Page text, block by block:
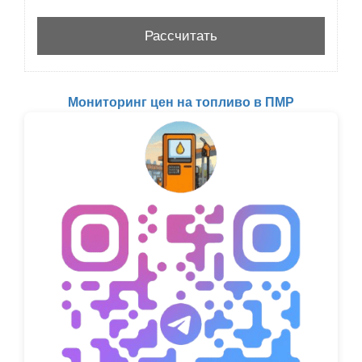
Мониторинг цен на топливо в ПМР